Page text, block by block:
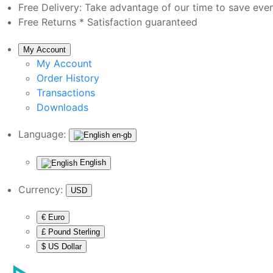
Free Delivery: Take advantage of our time to save
Free Returns * Satisfaction guaranteed
My Account
My Account
Order History
Transactions
Downloads
Language: en-gb
English
Currency: USD
€ Euro
£ Pound Sterling
$ US Dollar